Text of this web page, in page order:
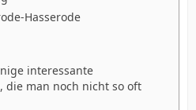
Hasserode
interessante
die man noch nicht so oft